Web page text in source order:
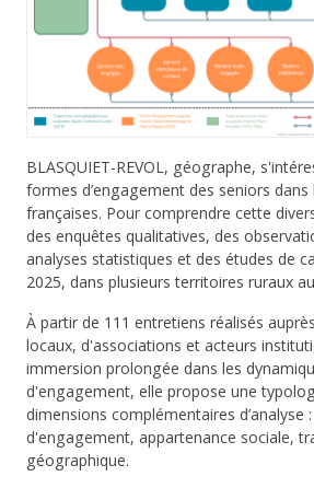
BLASQUIET-REVOL, géographe,
formes d’engagement des seniors
françaises. Pour comprendre cette
des enquêtes qualitatives, des
analyses statistiques et des études de
2025, dans plusieurs territoires ruraux
À partir de 111 entretiens réalisés
locaux, d'associations et acteurs
immersion prolongée dans les
d'engagement, elle propose une
dimensions complémentaires d’analyse
d'engagement, appartenance sociale,
géographique.